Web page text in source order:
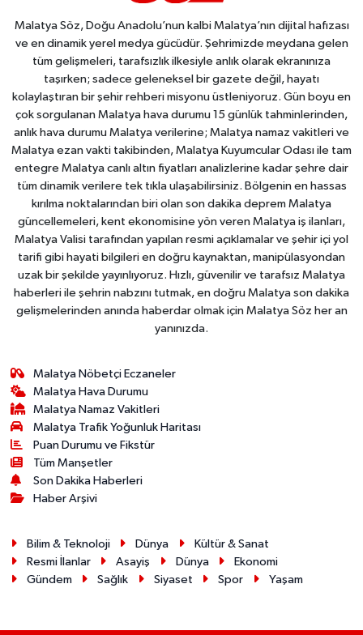
Malatya Söz, Doğu Anadolu’nun kalbi Malatya’nın dijital hafızası
ve en dinamik yerel medya gücüdür. Şehrimizde meydana gelen
tüm gelişmeleri, tarafsızlık ilkesiyle anlık olarak ekranınıza
taşırken; sadece geleneksel bir gazete değil, hayatı
kolaylaştıran bir şehir rehberi misyonu üstleniyoruz. Gün boyu en
çok sorgulanan Malatya hava durumu 15 günlük tahminlerinden,
anlık hava durumu Malatya verilerine; Malatya namaz vakitleri ve
Malatya ezan vakti takibinden, Malatya Kuyumcular Odası ile tam
entegre Malatya canlı altın fiyatları analizlerine kadar şehre dair
tüm dinamik verilere tek tıkla ulaşabilirsiniz. Bölgenin en hassas
kırılma noktalarından biri olan son dakika deprem Malatya
güncellemeleri, kent ekonomisine yön veren Malatya iş ilanları,
Malatya Valisi tarafından yapılan resmi açıklamalar ve şehir içi yol
tarifi gibi hayati bilgileri en doğru kaynaktan, manipülasyondan
uzak bir şekilde yayınlıyoruz. Hızlı, güvenilir ve tarafsız Malatya
haberleri ile şehrin nabzını tutmak, en doğru Malatya son dakika
gelişmelerinden anında haberdar olmak için Malatya Söz her an
yanınızda.
Malatya Nöbetçi Eczaneler
Malatya Hava Durumu
Malatya Namaz Vakitleri
Malatya Trafik Yoğunluk Haritası
Puan Durumu ve Fikstür
Tüm Manşetler
Son Dakika Haberleri
Haber Arşivi
Bilim & Teknoloji Dünya
Kültür & Sanat
Resmi İlanlar
Asayiş Dünya
Ekonomi
Gündem
Sağlık Siyaset Spor Yaşam